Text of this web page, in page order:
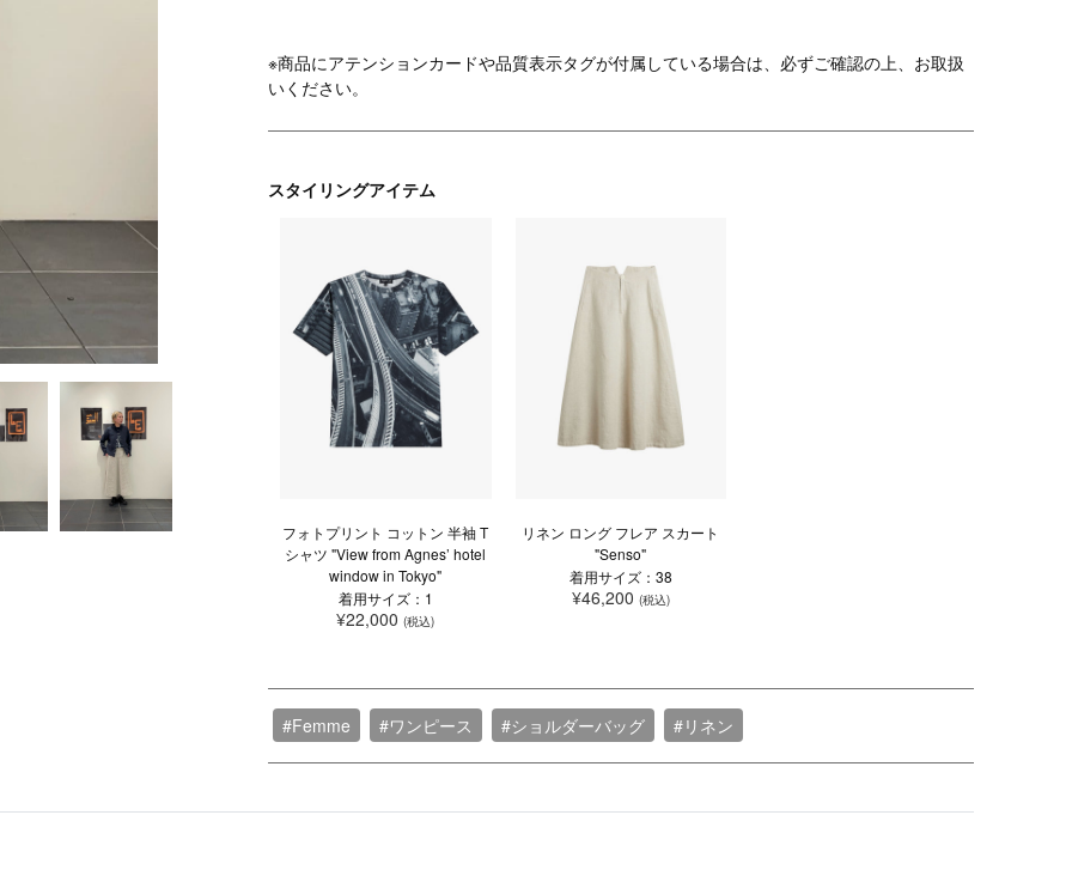
※商品にアテンションカードや品質表示タグが付属している場合は、必ずご確認の上、お取扱
いください。
スタイリングアイテム
フォトプリント コットン 半袖 T
シャツ "View from Agnes’ hotel
window in Tokyo"
着用サイズ：1
¥22,000(税込)
リネン ロング フレア スカート
"Senso"
着用サイズ：38
¥46,200 (税込)
#Femme #ワンピース #ショルダーバッグ #リネン